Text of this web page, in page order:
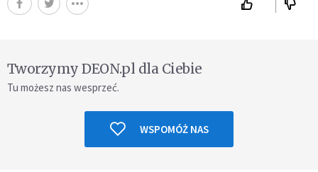
Tworzymy DEON.pl dla Ciebie
Tu możesz nas wesprzeć.
WSPOMÓŻ NAS